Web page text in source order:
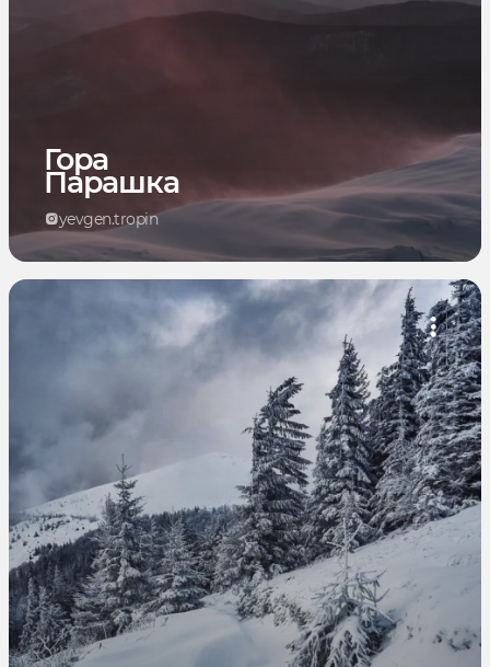
Гора
Парашка
yevgen.tropin